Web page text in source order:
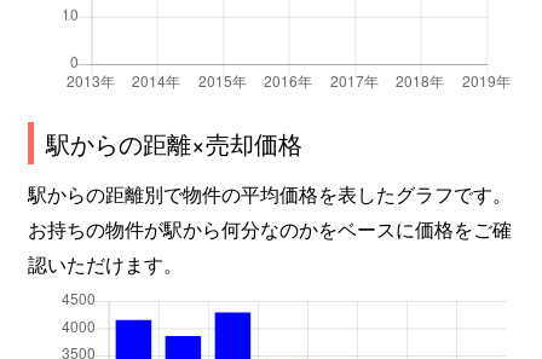
駅からの距離×売却価格
駅からの距離別で物件の平均価格を表したグラフです。
お持ちの物件が駅から何分なのかをベースに価格をご確
認いただけます。